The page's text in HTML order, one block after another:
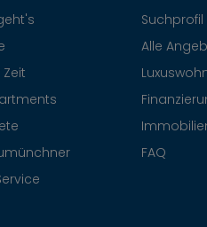
Alle
FAQ